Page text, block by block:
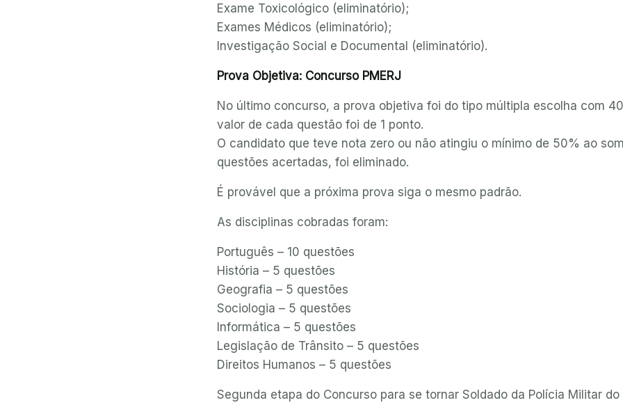
Exame Toxicológico (eliminatório);
Exames Médicos (eliminatório);
Investigação Social e Documental (eliminatório).
Prova Objetiva: Concurso PMERJ
No último concurso, a prova objetiva foi do tipo múltipla escolha com
valor de cada questão foi de 1 ponto.
O candidato que teve nota zero ou não atingiu o mínimo de 50% ao
questões acertadas, foi eliminado.
É provável que a próxima prova siga o mesmo padrão.
As disciplinas cobradas foram:
Português – 10 questões
História – 5 questões
Geografia – 5 questões
Sociologia – 5 questões
Informática – 5 questões
Legislação de Trânsito – 5 questões
Direitos Humanos – 5 questões
Segunda etapa do Concurso para se tornar Soldado da Polícia Militar do